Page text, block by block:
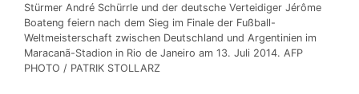
Stürmer André Schürrle und der deutsche Verteidiger Jérôme
Boateng feiern nach dem Sieg im Finale der Fußball-
Weltmeisterschaft zwischen Deutschland und Argentinien im
Maracanã-Stadion in Rio de Janeiro am 13. Juli 2014. AFP
PHOTO / PATRIK STOLLARZ